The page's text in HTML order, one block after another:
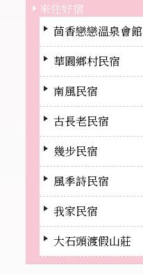
來住好宿
茴香戀戀溫泉會館
華園鄉村民宿
南風民宿
古長老民宿
幾步民宿
風季詩民宿
我家民宿
大石頭渡假山莊